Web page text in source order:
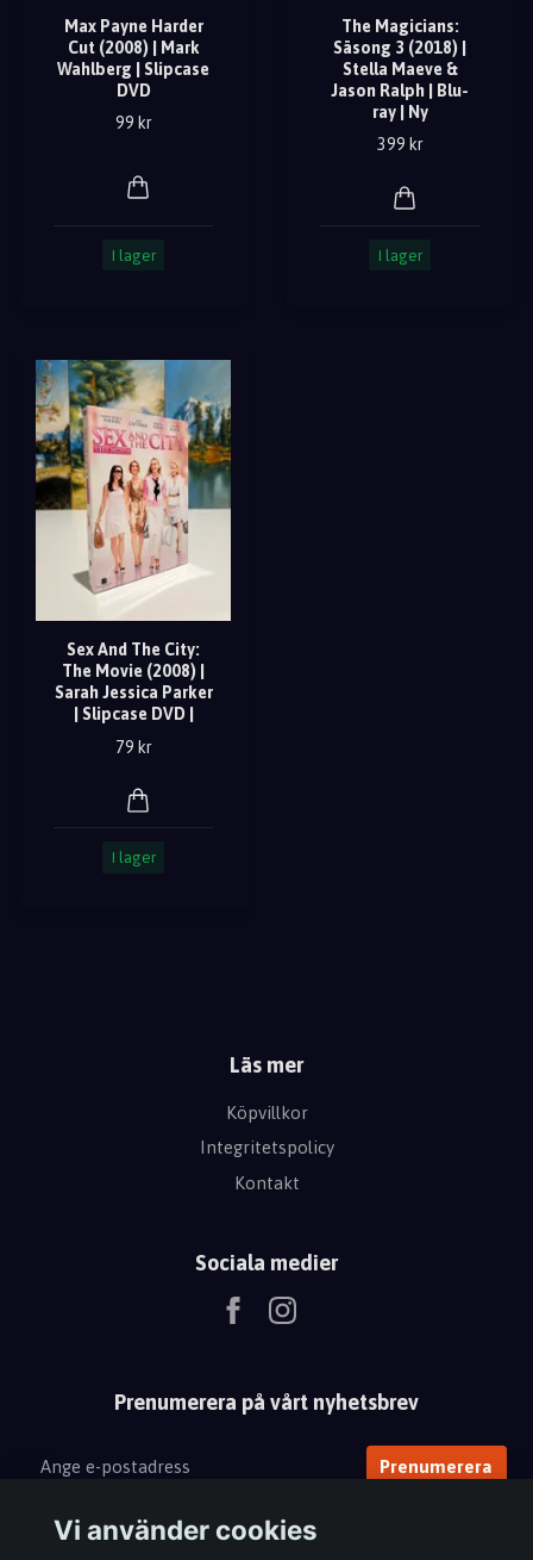
Max Payne Harder
Cut (2008) | Mark
Wahlberg | Slipcase
DVD
99 kr
I lager
The Magicians:
Säsong 3 (2018) |
Stella Maeve &
Jason Ralph | Blu-
ray | Ny
399 kr
I lager
Sex And The City:
The Movie (2008) |
Sarah Jessica Parker
| Slipcase DVD |
79 kr
I lager
Läs mer
Köpvillkor
Integritetspolicy
Kontakt
Sociala medier
Prenumerera på vårt nyhetsbrev
Prenumerera
Vi använder cookies